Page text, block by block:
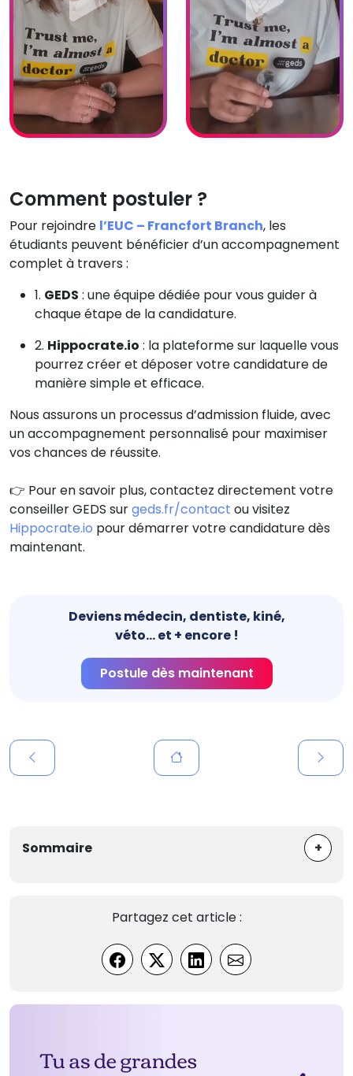
Comment postuler ?
Pour rejoindre l’EUC – Francfort Branch, les
étudiants peuvent bénéficier d’un accompagnement
complet à travers :
1. GEDS : une équipe dédiée pour vous guider à
chaque étape de la candidature.
2. Hippocrate.io : la plateforme sur laquelle vous
pourrez créer et déposer votre candidature de
manière simple et efficace.
Nous assurons un processus d’admission fluide, avec
un accompagnement personnalisé pour maximiser
vos chances de réussite.
👉 Pour en savoir plus, contactez directement votre
conseiller GEDS surgeds.fr/contact ou visitez
Hippocrate.io pour démarrer votre candidature dès
maintenant.
Deviens médecin, dentiste, kiné,
véto... et + encore !
Postule dès maintenant
Sommaire +
Partagez cet article :